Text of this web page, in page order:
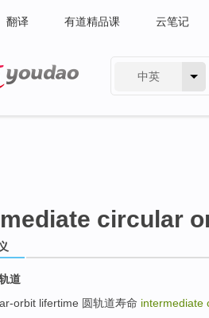
翻译 有道精品课 云笔记
中英
circular
道
orbit lifertime 圆轨道寿命 intermediate